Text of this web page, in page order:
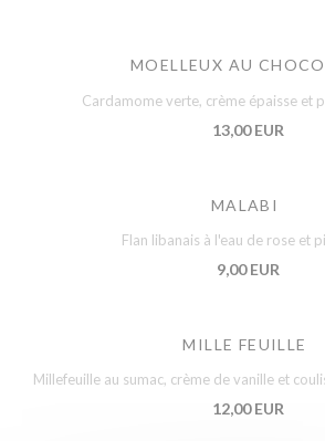
MOELLEUX AU
Cardamome verte, crème épaisse et
13,00 EUR
MALABI
Flan libanais à l'eau de rose et
9,00 EUR
MILLE FEUILLE
Millefeuille au sumac, crème de vanille et
12,00 EUR